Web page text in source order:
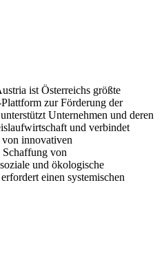
ist Österreichs größte
zur Förderung der
Unternehmen und deren
und verbindet
innovativen
von
und ökologische
einen systemischen